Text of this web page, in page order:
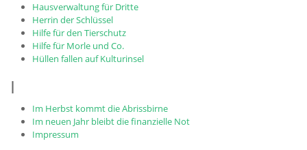
Hausverwaltung für Dritte
Herrin der Schlüssel
Hilfe für den Tierschutz
Hilfe für Morle und Co.
Hüllen fallen auf Kulturinsel
I
Im Herbst kommt die Abrissbirne
Im neuen Jahr bleibt die finanzielle Not
Impressum